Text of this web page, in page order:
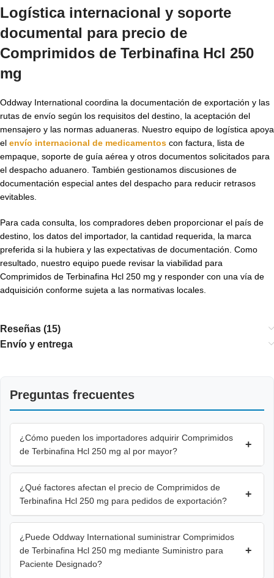
Logística internacional y soporte
documental para precio de
Comprimidos de Terbinafina Hcl 250
mg
Oddway International coordina la documentación de exportación y las
rutas de envío según los requisitos del destino, la aceptación del
mensajero y las normas aduaneras. Nuestro equipo de logística apoya
el envío internacional de medicamentos con factura, lista de
empaque, soporte de guía aérea y otros documentos solicitados para
el despacho aduanero. También gestionamos discusiones de
documentación especial antes del despacho para reducir retrasos
evitables.
Para cada consulta, los compradores deben proporcionar el país de
destino, los datos del importador, la cantidad requerida, la marca
preferida si la hubiera y las expectativas de documentación. Como
resultado, nuestro equipo puede revisar la viabilidad para
Comprimidos de Terbinafina Hcl 250 mg y responder con una vía de
adquisición conforme sujeta a las normativas locales.
Reseñas (15)
Envío y entrega
Preguntas frecuentes
¿Cómo pueden los importadores adquirir Comprimidos
de Terbinafina Hcl 250 mg al por mayor?
+
¿Qué factores afectan el precio de Comprimidos de
Terbinafina Hcl 250 mg para pedidos de exportación?
+
¿Puede Oddway International suministrar Comprimidos
de Terbinafina Hcl 250 mg mediante Suministro para
Paciente Designado?
+